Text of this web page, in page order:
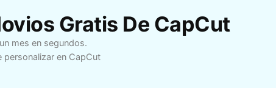
Gratis De CapCut
mes en segundos.
personalizar en CapCut